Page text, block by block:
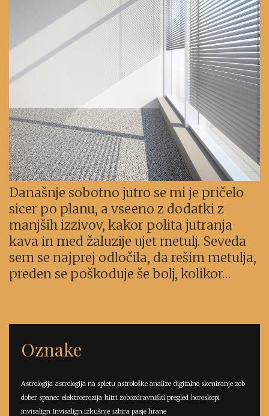
Današnje sobotno jutro se mi je pričelo
sicer po planu, a vseeno z dodatki z
manjših izzivov, kakor polita jutranja
kava in med žaluzije ujet metulj. Seveda
sem se najprej odločila, da rešim metulja,
preden se poškoduje še bolj, kolikor…
Oznake
Astrologija astrologija na spletu astrološke analize digitalno skeniranje zob
dober spanec elektroerozija hitri zobozdravniški pregled horoskopi
invisalign Invisalign izkušnje izbira pasje hrane